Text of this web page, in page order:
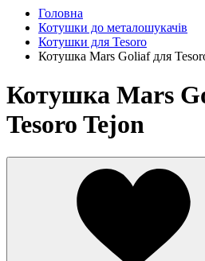
Головна
Котушки до металошукачів
Котушки для Tesoro
Котушка Mars Goliaf для
Котушка Mars
Tesoro Tejon